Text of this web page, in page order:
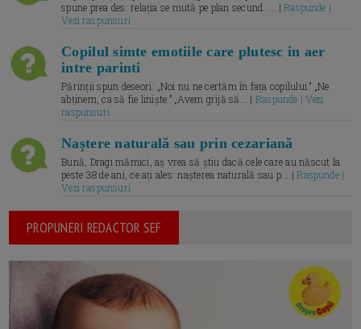
spune prea des: relația se mută pe plan secund. ... |Raspunde |
Vezi raspunsuri
Copilul simte emotiile care plutesc in aer
intre parinti
Părinții spun deseori: „Noi nu ne certăm în fața copilului.” „Ne
abținem, ca să fie liniște.” „Avem grijă să... | Raspunde | Vezi
raspunsuri
Naștere naturală sau prin cezariană
Bună, Dragi mămici, aș vrea să știu dacă cele care au născut la
peste 38 de ani, ce ați ales: nașterea naturală sau p... |Raspunde |
Vezi raspunsuri
PROPUNERI REDACTOR SEF